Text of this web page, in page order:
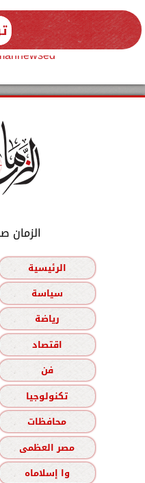
الزمان
الرئيسية
سياسة
رياضة
اقتصاد
فن
تكنولوجيا
محافظات
مصر العظمى
وا إسلاماه